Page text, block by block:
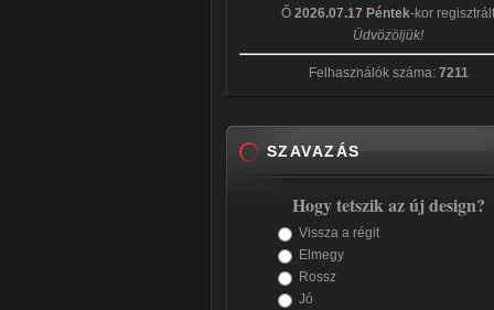
Ő 2026.07.17 Péntek-kor regisztrált
Üdvözöljük!
Felhasználók száma: 7211
SZAVAZÁS
Hogy tetszik az új design?
Vissza a régit
Elmegy
Rossz
Jó